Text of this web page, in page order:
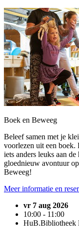
Boek en Beweeg
Beleef samen met je
voorlezen uit een boek.
iets anders leuks aan
gloednieuw avontuur
Beweeg!
Meer informatie en
vr 7 aug 2026
10:00 - 11:00
HuB.Bibliotheek